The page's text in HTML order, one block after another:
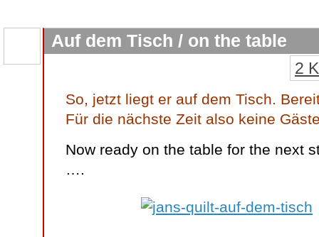
Auf dem Tisch / on the table
2
So, jetzt liegt er auf dem Tisch.
Für die nächste Zeit also keine
Now ready on the table for the next
….